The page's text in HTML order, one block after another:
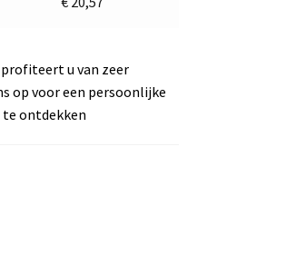
u van zeer
op voor een persoonlijke
te ontdekken